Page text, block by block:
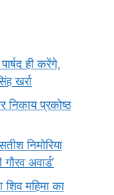
ही करेंगे,
खर्रा
निकाय प्रकोष्ठ
निमोरिया
अवार्ड’
महिमा का